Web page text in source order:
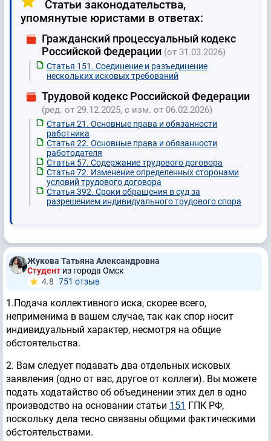
Статьи законодательства,
упомянутые юристами в ответах:
Гражданский процессуальный кодекс
Российской Федерации (от 31.03.2026)
Статья 151. Соединение и разъединение
нескольких исковых требований
Трудовой кодекс Российской Федерации
(ред. от 29.12.2025, с изм. от 06.02.2026)
Статья 21. Основные права и обязанности
работника
Статья 22. Основные права и обязанности
работодателя
Статья 57. Содержание трудового договора
Статья 72. Изменение определенных сторонами
условий трудового договора
Статья 392. Сроки обращения в суд за
разрешением индивидуального трудового спора
Жукова Татьяна Александровна
Студент из города Омск
4.8 751 отзыв
1.Подача коллективного иска, скорее всего,
неприменима в вашем случае, так как спор носит
индивидуальный характер, несмотря на общие
обстоятельства.
2. Вам следует подавать два отдельных исковых
заявления (одно от вас, другое от коллеги). Вы можете
подать ходатайство об объединении этих дел в одно
производство на основании статьи 151 ГПК РФ,
поскольку дела тесно связаны общими фактическими
обстоятельствами.